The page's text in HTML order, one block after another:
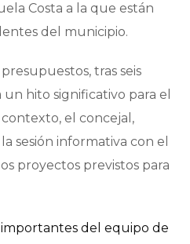
Costa a la que están
del municipio.
tras seis
hito significativo para el
el concejal,
sesión informativa con el
proyectos previstos para
importantes del equipo de